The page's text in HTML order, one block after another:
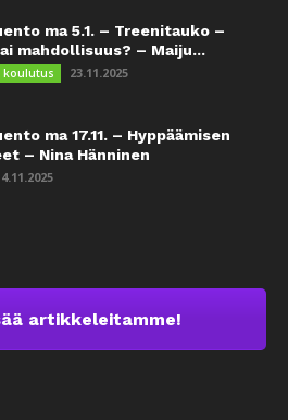
ma 5.1. – Treenitauko –
mahdollisuus? – Maiju...
koulutus 23.11.2025
ma 17.11. – Hyppäämisen
– Nina Hänninen
artikkeleitamme!